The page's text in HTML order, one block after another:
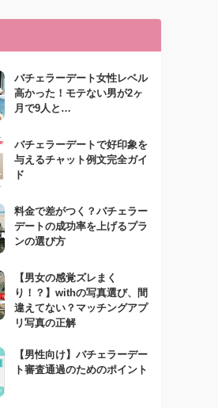
バチェラーデート女性レベル
高かった！モテない男が2ヶ
月で9人と…
バチェラーデートで好印象を
与えるチャット例文完全ガイ
ド
料金で差がつく？バチェラー
デートの成功率を上げるプラ
ンの選び方
【男女の感覚ズレまく
り！？】withの写真選び、間
違えてない？マッチングアプ
リ写真の正解
【男性向け】バチェラーデー
ト審査通過のためのポイント